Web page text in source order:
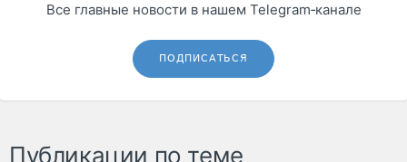
Все главные новости в нашем Telegram‑канале
ПОДПИСАТЬСЯ
Публикации по теме